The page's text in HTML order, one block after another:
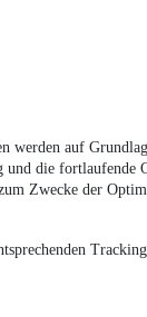
werden auf
die
Zwecke der